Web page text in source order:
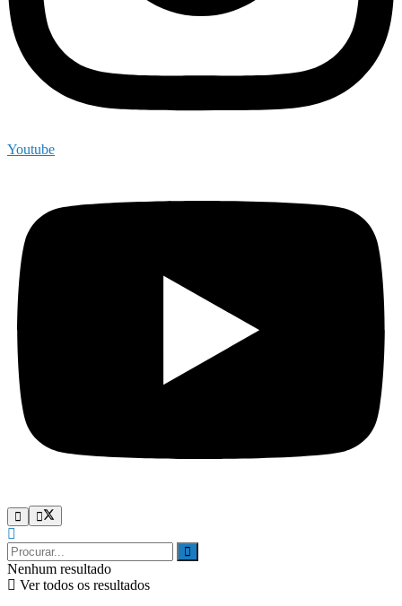
Youtube
Nenhum resultado
Ver todos os resultados